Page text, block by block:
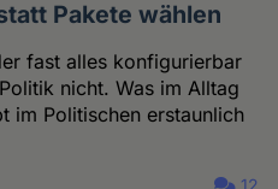
Pakete wählen
fast alles konfigurierbar
nicht. Was im Alltag
im Politischen erstaunlich
12